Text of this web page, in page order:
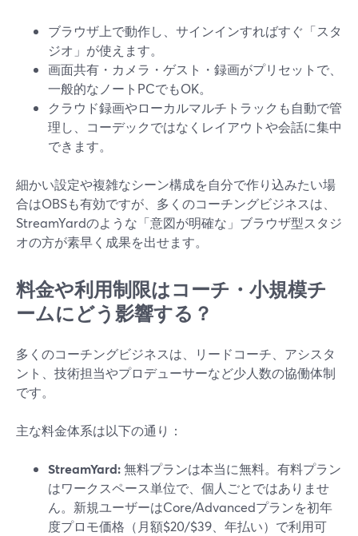
ブラウザ上で動作し、サインインすればすぐ「スタ
ジオ」が使えます。
画面共有・カメラ・ゲスト・録画がプリセットで、
一般的なノートPCでもOK。
クラウド録画やローカルマルチトラックも自動で管
理し、コーデックではなくレイアウトや会話に集中
できます。
細かい設定や複雑なシーン構成を自分で作り込みたい場
合はOBSも有効ですが、多くのコーチングビジネスは、
StreamYardのような「意図が明確な」ブラウザ型スタジ
オの方が素早く成果を出せます。
料金や利用制限はコーチ・小規模チ
ームにどう影響する？
多くのコーチングビジネスは、リードコーチ、アシスタ
ント、技術担当やプロデューサーなど少人数の協働体制
です。
主な料金体系は以下の通り：
StreamYard:無料プランは本当に無料。有料プラン
はワークスペース単位で、個人ごとではありませ
ん。新規ユーザーはCore/Advancedプランを初年
度プロモ価格（月額$20/$39、年払い）で利用可